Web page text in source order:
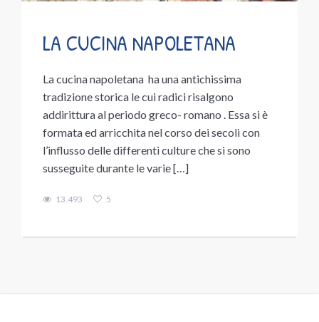
LA CUCINA NAPOLETANA
La cucina napoletana ha una antichissima
tradizione storica le cui radici risalgono
addirittura al periodo greco- romano . Essa si è
formata ed arricchita nel corso dei secoli con
l’influsso delle differenti culture che si sono
susseguite durante le varie […]
13.493 5